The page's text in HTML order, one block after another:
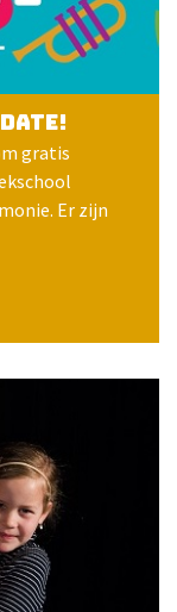
gratis
Er zijn